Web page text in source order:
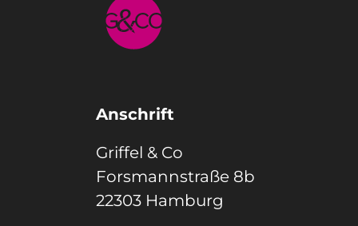
Anschrift
Griffel & Co
Forsmannstraße 8b
22303 Hamburg